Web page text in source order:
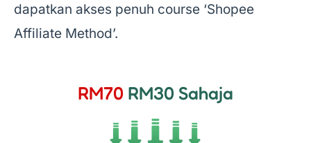
dapatkan akses penuh course ‘Shopee
Affiliate Method’.
RM70 RM30 Sahaja